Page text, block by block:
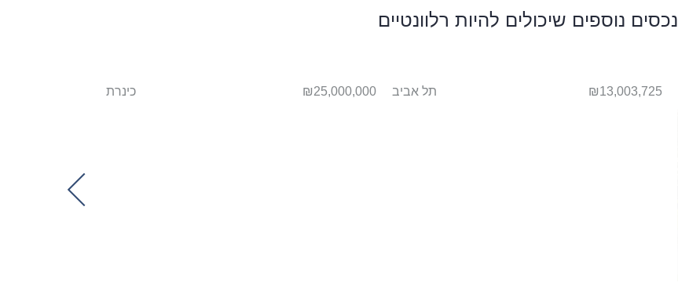
נכסים נוספים שיכולים להיות רלוונטיים
₪13,003,725 תל אביב ₪25,000,000 כינרת